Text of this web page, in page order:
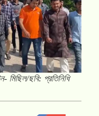
মিছিল/ছবি: প্রতিনিধি